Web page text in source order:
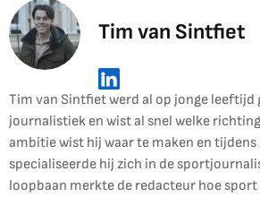
Tim van Sintfiet
Tim van Sintfiet werd al op jonge leeftijd
journalistiek en wist al snel welke
ambitie wist hij waar te maken en
specialiseerde hij zich in de
loopbaan merkte de redacteur hoe